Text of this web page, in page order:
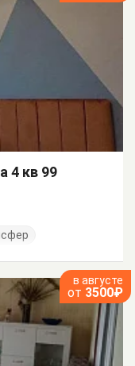
4 кв 99
в августе
от 3500₽